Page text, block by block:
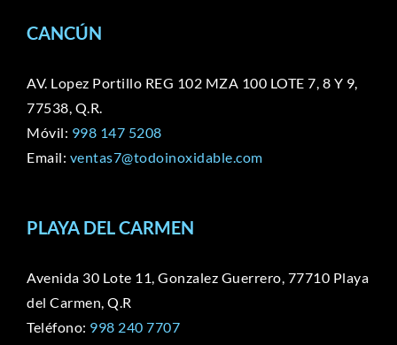
CANCÚN
AV. Lopez Portillo REG 102 MZA 100 LOTE 7, 8 Y 9,
77538, Q.R.
Móvil: 998 147 5208
Email: ventas7@todoinoxidable.com
PLAYA DEL CARMEN
Avenida 30 Lote 11, Gonzalez Guerrero, 77710 Playa
del Carmen, Q.R
Teléfono: 998 240 7707